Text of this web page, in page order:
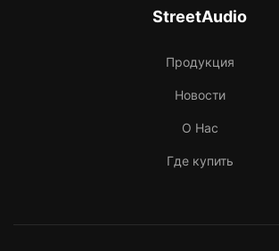
StreetAudio
Продукция
Новости
О Нас
Где купить